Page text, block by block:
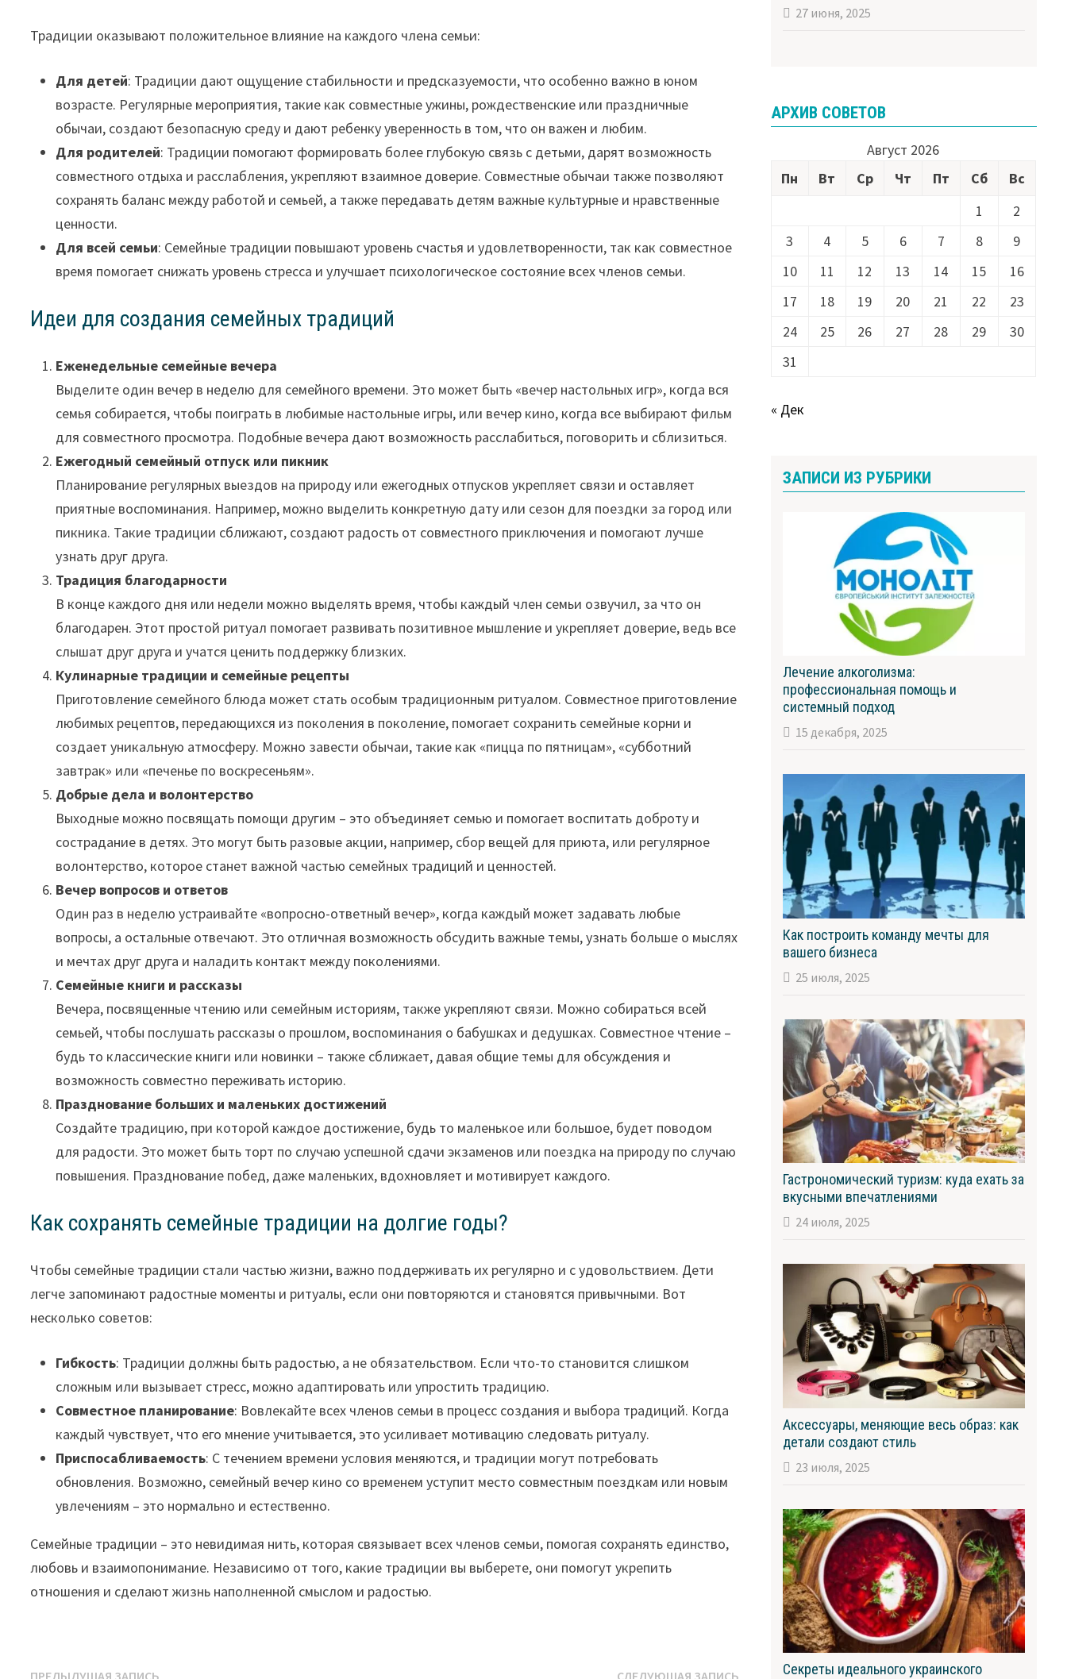
Традиции оказывают положительное влияние на каждого члена семьи:
Для детей: Традиции дают ощущение стабильности и предсказуемости, что особенно важно в юном
возрасте. Регулярные мероприятия, такие как совместные ужины, рождественские или праздничные
обычаи, создают безопасную среду и дают ребенку уверенность в том, что он важен и любим.
Для родителей: Традиции помогают формировать более глубокую связь с детьми, дарят возможность
совместного отдыха и расслабления, укрепляют взаимное доверие. Совместные обычаи также позволяют
сохранять баланс между работой и семьей, а также передавать детям важные культурные и нравственные
ценности.
Для всей семьи: Семейные традиции повышают уровень счастья и удовлетворенности, так как совместное
время помогает снижать уровень стресса и улучшает психологическое состояние всех членов семьи.
Идеи для создания семейных традиций
Еженедельные семейные вечера
Выделите один вечер в неделю для семейного времени. Это может быть «вечер настольных игр», когда вся
семья собирается, чтобы поиграть в любимые настольные игры, или вечер кино, когда все выбирают фильм
для совместного просмотра. Подобные вечера дают возможность расслабиться, поговорить и сблизиться.
Ежегодный семейный отпуск или пикник
Планирование регулярных выездов на природу или ежегодных отпусков укрепляет связи и оставляет
приятные воспоминания. Например, можно выделить конкретную дату или сезон для поездки за город или
пикника. Такие традиции сближают, создают радость от совместного приключения и помогают лучше
узнать друг друга.
Традиция благодарности
В конце каждого дня или недели можно выделять время, чтобы каждый член семьи озвучил, за что он
благодарен. Этот простой ритуал помогает развивать позитивное мышление и укрепляет доверие, ведь все
слышат друг друга и учатся ценить поддержку близких.
Кулинарные традиции и семейные рецепты
Приготовление семейного блюда может стать особым традиционным ритуалом. Совместное приготовление
любимых рецептов, передающихся из поколения в поколение, помогает сохранить семейные корни и
создает уникальную атмосферу. Можно завести обычаи, такие как «пицца по пятницам», «субботний
завтрак» или «печенье по воскресеньям».
Добрые дела и волонтерство
Выходные можно посвящать помощи другим – это объединяет семью и помогает воспитать доброту и
сострадание в детях. Это могут быть разовые акции, например, сбор вещей для приюта, или регулярное
волонтерство, которое станет важной частью семейных традиций и ценностей.
Вечер вопросов и ответов
Один раз в неделю устраивайте «вопросно-ответный вечер», когда каждый может задавать любые
вопросы, а остальные отвечают. Это отличная возможность обсудить важные темы, узнать больше о мыслях
и мечтах друг друга и наладить контакт между поколениями.
Семейные книги и рассказы
Вечера, посвященные чтению или семейным историям, также укрепляют связи. Можно собираться всей
семьей, чтобы послушать рассказы о прошлом, воспоминания о бабушках и дедушках. Совместное чтение –
будь то классические книги или новинки – также сближает, давая общие темы для обсуждения и
возможность совместно переживать историю.
Празднование больших и маленьких достижений
Создайте традицию, при которой каждое достижение, будь то маленькое или большое, будет поводом
для радости. Это может быть торт по случаю успешной сдачи экзаменов или поездка на природу по случаю
повышения. Празднование побед, даже маленьких, вдохновляет и мотивирует каждого.
Как сохранять семейные традиции на долгие годы?
Чтобы семейные традиции стали частью жизни, важно поддерживать их регулярно и с удовольствием. Дети
легче запоминают радостные моменты и ритуалы, если они повторяются и становятся привычными. Вот
несколько советов:
Гибкость: Традиции должны быть радостью, а не обязательством. Если что-то становится слишком
сложным или вызывает стресс, можно адаптировать или упростить традицию.
Совместное планирование: Вовлекайте всех членов семьи в процесс создания и выбора традиций. Когда
каждый чувствует, что его мнение учитывается, это усиливает мотивацию следовать ритуалу.
Приспосабливаемость: С течением времени условия меняются, и традиции могут потребовать
обновления. Возможно, семейный вечер кино со временем уступит место совместным поездкам или новым
увлечениям – это нормально и естественно.
Семейные традиции – это невидимая нить, которая связывает всех членов семьи, помогая сохранять единство,
любовь и взаимопонимание. Независимо от того, какие традиции вы выберете, они помогут укрепить
отношения и сделают жизнь наполненной смыслом и радостью.
ПРЕДЫДУЩАЯ ЗАПИСЬ СЛЕДУЮЩАЯ ЗАПИСЬСледующая
27 июня, 2025
АРХИВ СОВЕТОВ
Август 2026
Пн
Вт Ср Чт Пт Сб
Вс
1
2
3
4 5 6 7 8
9
10
11 12 13 14 15
16
17
18 19 20 21 22
23
24
25 26 27 28 29
30
31
« Дек
ЗАПИСИ ИЗ РУБРИКИ
Лечение алкоголизма:
профессиональная помощь и
системный подход
15 декабря, 2025
Как построить команду мечты для
вашего бизнеса
25 июля, 2025
Гастрономический туризм: куда ехать за
вкусными впечатлениями
24 июля, 2025
Аксессуары, меняющие весь образ: как
детали создают стиль
23 июля, 2025
Секреты идеального украинского